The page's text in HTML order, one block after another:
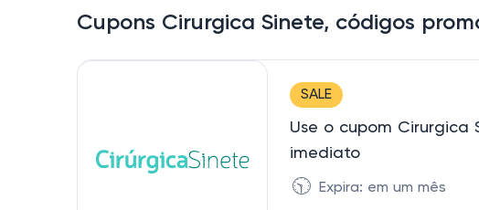
Cupons Cirurgica Sinete, códigos
SALE
Use o cupom Cirurgica
imediato
🕥 Expira: em um mês